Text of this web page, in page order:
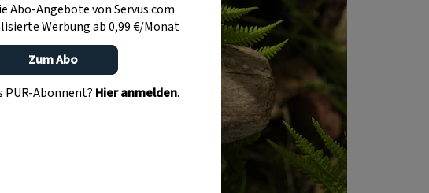
Abo-Angebote von Servus.com
Werbung ab 0,99 €/Monat
Zum Abo
PUR-Abonnent? Hier anmelden.